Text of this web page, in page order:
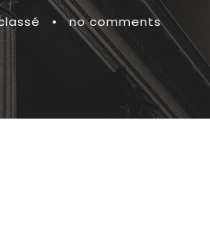
• no comments